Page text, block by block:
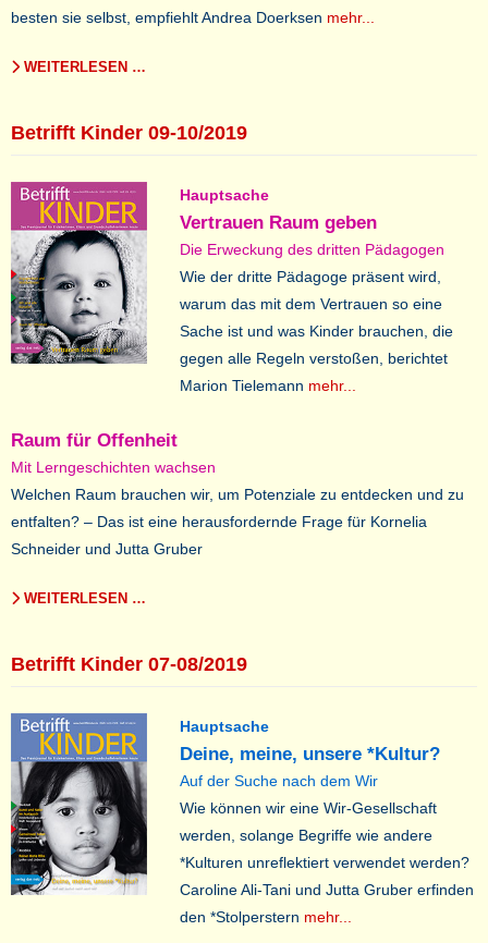
besten sie selbst, empfiehlt Andrea Doerksen mehr...
WEITERLESEN …
Betrifft Kinder 09-10/2019
Hauptsache
Vertrauen Raum geben
Die Erweckung des dritten Pädagogen
Wie der dritte Pädagoge präsent wird,
warum das mit dem Vertrauen so eine
Sache ist und was Kinder brauchen, die
gegen alle Regeln verstoßen, berichtet
Marion Tielemann mehr...
Raum für Offenheit
Mit Lerngeschichten wachsen
Welchen Raum brauchen wir, um Potenziale zu entdecken und zu
entfalten? – Das ist eine herausfordernde Frage für Kornelia
Schneider und Jutta Gruber
WEITERLESEN …
Betrifft Kinder 07-08/2019
Hauptsache
Deine, meine, unsere *Kultur?
Auf der Suche nach dem Wir
Wie können wir eine Wir-Gesellschaft
werden, solange Begriffe wie andere
*Kulturen unreflektiert verwendet werden?
Caroline Ali-Tani und Jutta Gruber erfinden
den *Stolperstern mehr...